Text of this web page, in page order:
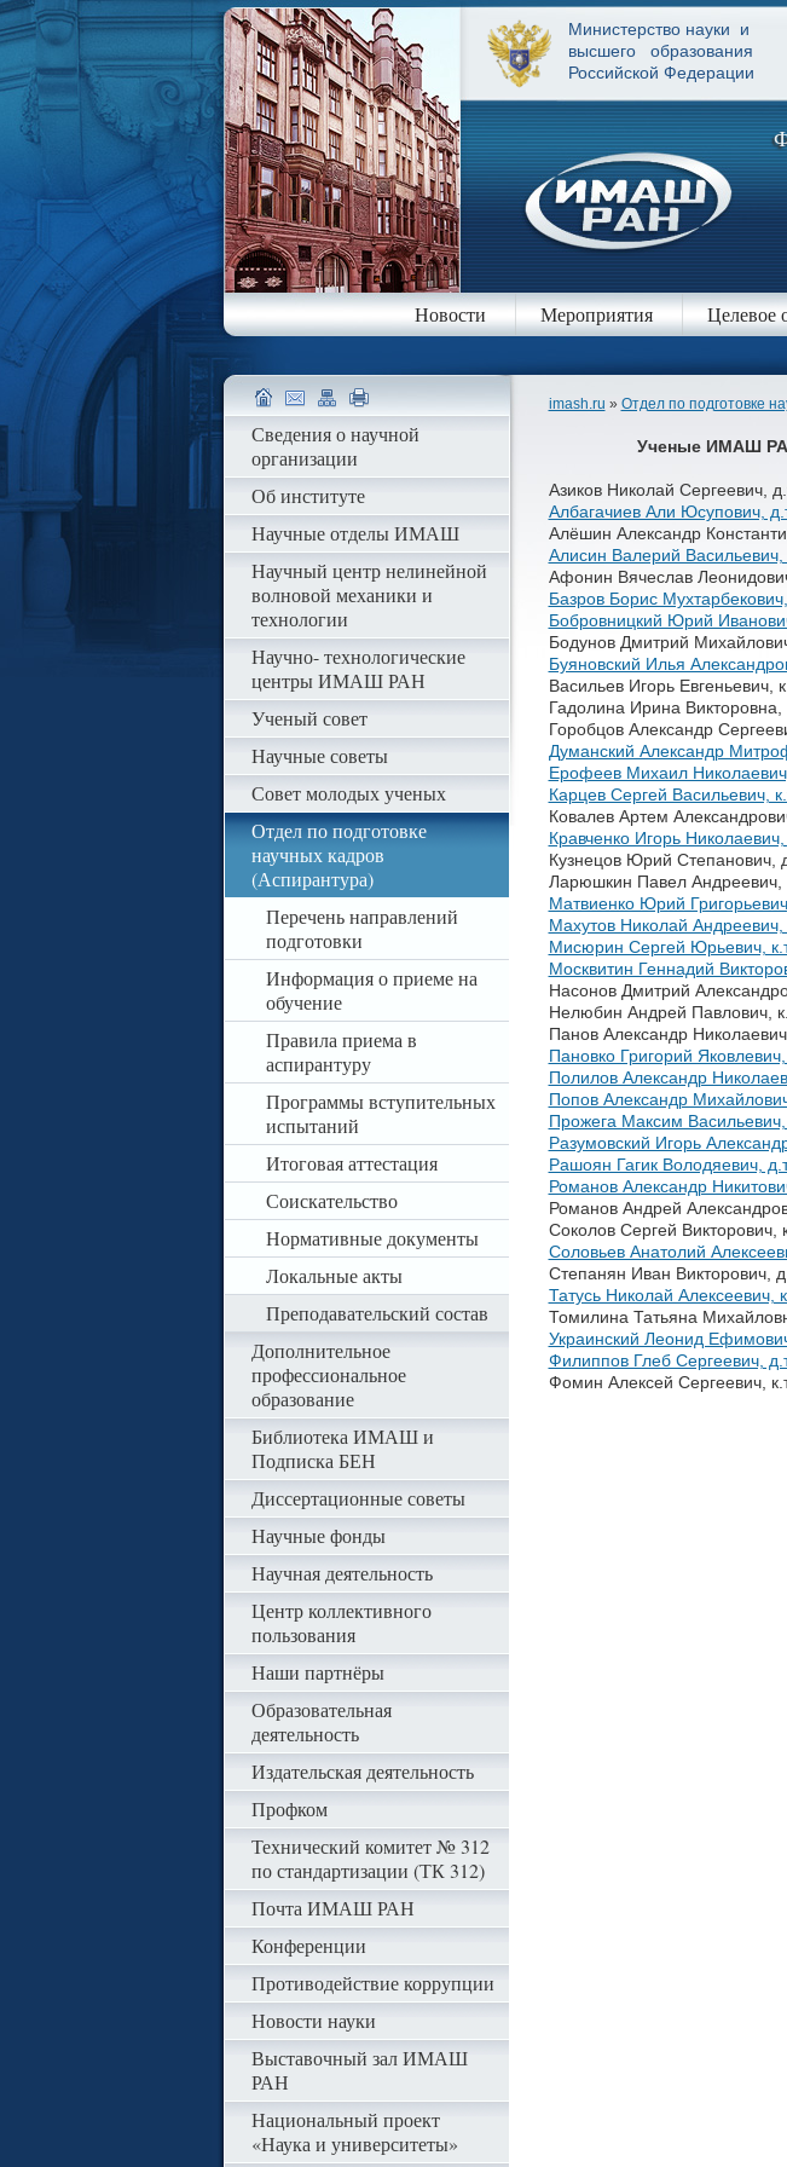
Министерство науки и
высшего образования
Российской Федерации
Новости Мероприятия Целевое
imash.ru » Отдел по подготовке
Ученые ИМАШ
Азиков Николай Сергеевич,
Албагачиев Али Юсупович,
Алёшин Александр
Алисин Валерий Васильевич,
Афонин Вячеслав
Базров Борис
Бобровницкий Юрий
Бодунов Дмитрий
Буяновский Илья
Васильев Игорь Евгеньевич,
Гадолина Ирина Викторовна,
Горобцов Александр
Думанский Александр
Ерофеев Михаил
Карцев Сергей Васильевич,
Ковалев Артем
Кравченко Игорь
Кузнецов Юрий Степанович,
Ларюшкин Павел Андреевич,
Матвиенко Юрий
Махутов Николай
Мисюрин Сергей Юрьевич,
Москвитин Геннадий
Насонов Дмитрий
Нелюбин Андрей Павлович,
Панов Александр Николаевич,
Пановко Григорий
Полилов Александр
Попов Александр
Прожега Максим Васильевич,
Разумовский Игорь
Рашоян Гагик Володяевич,
Романов Александр
Романов Андрей
Соколов Сергей Викторович,
Соловьев Анатолий
Степанян Иван Викторович,
Татусь Николай Алексеевич,
Томилина Татьяна
Украинский Леонид
Филиппов Глеб Сергеевич,
Фомин Алексей Сергеевич,
Сведения о научной
организации
Об институте
Научные отделы ИМАШ
Научный центр нелинейной
волновой механики и
технологии
Научно- технологические
центры ИМАШ РАН
Ученый совет
Научные советы
Совет молодых ученых
Отдел по подготовке
научных кадров
(Аспирантура)
Перечень направлений
подготовки
Информация о приеме на
обучение
Правила приема в
аспирантуру
Программы вступительных
испытаний
Итоговая аттестация
Соискательство
Нормативные документы
Локальные акты
Преподавательский состав
Дополнительное
профессиональное
образование
Библиотека ИМАШ и
Подписка БЕН
Диссертационные советы
Научные фонды
Научная деятельность
Центр коллективного
пользования
Наши партнёры
Образовательная
деятельность
Издательская деятельность
Профком
Технический комитет № 312
по стандартизации (ТК 312)
Почта ИМАШ РАН
Конференции
Противодействие коррупции
Новости науки
Выставочный зал ИМАШ
РАН
Национальный проект
«Наука и университеты»